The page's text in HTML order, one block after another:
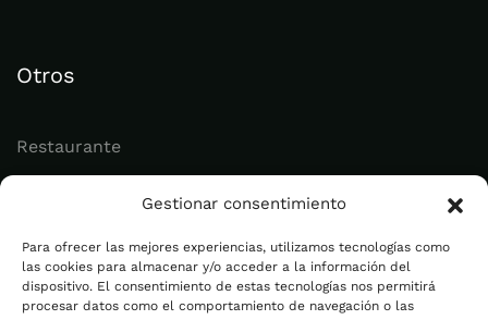
Gestionar consentimiento
Para ofrecer las mejores experiencias, utilizamos tecnologías como
las cookies para almacenar y/o acceder a la información del
dispositivo. El consentimiento de estas tecnologías nos permitirá
procesar datos como el comportamiento de navegación o las
Otros
Restaurante
Legal